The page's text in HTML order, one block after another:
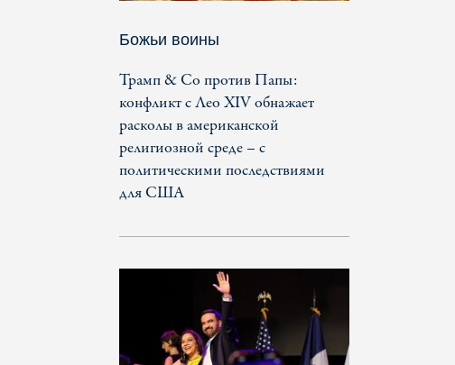
Божьи воины
Трамп & Co против Папы:
конфликт с Лео XIV обнажает
расколы в американской
религиозной среде – с
политическими последствиями
для США